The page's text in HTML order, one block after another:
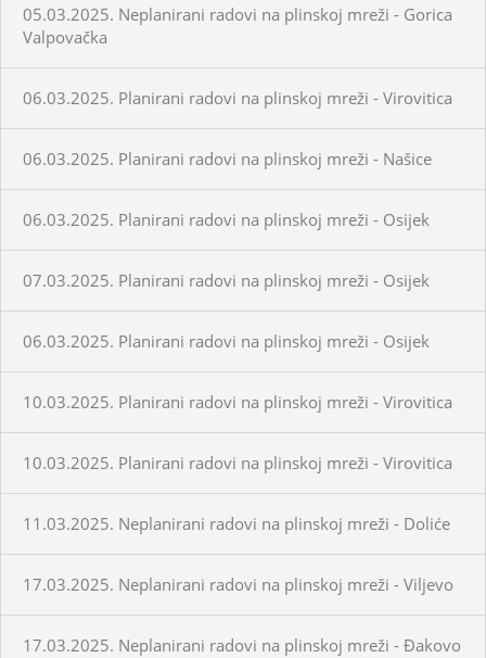
05.03.2025. Neplanirani radovi na plinskoj mreži - Gorica
Valpovačka
06.03.2025. Planirani radovi na plinskoj mreži - Virovitica
06.03.2025. Planirani radovi na plinskoj mreži - Našice
06.03.2025. Planirani radovi na plinskoj mreži - Osijek
07.03.2025. Planirani radovi na plinskoj mreži - Osijek
06.03.2025. Planirani radovi na plinskoj mreži - Osijek
10.03.2025. Planirani radovi na plinskoj mreži - Virovitica
10.03.2025. Planirani radovi na plinskoj mreži - Virovitica
11.03.2025. Neplanirani radovi na plinskoj mreži - Doliće
17.03.2025. Neplanirani radovi na plinskoj mreži - Viljevo
17.03.2025. Neplanirani radovi na plinskoj mreži - Đakovo